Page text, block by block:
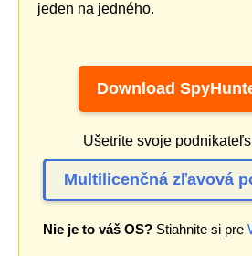
jeden na jedného.
Download
Ušetrite svoje
Multilicenčná zľavová
Nie je to váš OS?Stiahnite si pre